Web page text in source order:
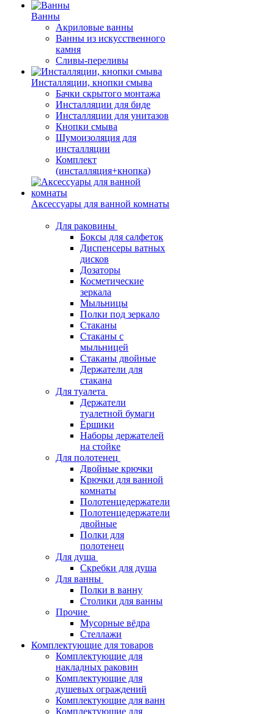
Ванны
Акриловые ванны
Ванны из искусственного
камня
Сливы-переливы
Инсталляции, кнопки смыва
Бачки скрытого монтажа
Инсталляции для биде
Инсталляции для унитазов
Кнопки смыва
Шумоизоляция для
инсталляции
Комплект
(инсталляция+кнопка)
Аксессуары для ванной комнаты
Для раковины
Боксы для салфеток
Диспенсеры ватных
дисков
Дозаторы
Косметические
зеркала
Мыльницы
Полки под зеркало
Стаканы
Стаканы с
мыльницей
Стаканы двойные
Держатели для
стакана
Для туалета
Держатели
туалетной бумаги
Ёршики
Наборы держателей
на стойке
Для полотенец
Двойные крючки
Крючки для ванной
комнаты
Полотенцедержатели
Полотенцедержатели
двойные
Полки для
полотенец
Для душа
Скребки для душа
Для ванны
Полки в ванну
Столики для ванны
Прочие
Мусорные вёдра
Стеллажи
Комплектующие для товаров
Комплектующие для
накладных раковин
Комплектующие для
душевых ограждений
Комплектующие для ванн
Комплектующие для